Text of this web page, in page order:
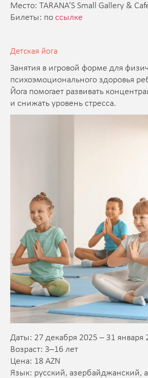
Место: TARANA’S Small Gallery &
Билеты: по ссылке
Детская йога
Занятия в игровой форме для
психоэмоционального здоровья
Йога помогает развивать
и снижать уровень стресса.
Даты: 27 декабря 2025 – 31 января
Возраст: 3–16 лет
Цена: 18 AZN
Язык: русский, азербайджанский,